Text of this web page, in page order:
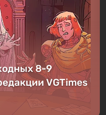
8-9
VGTimes